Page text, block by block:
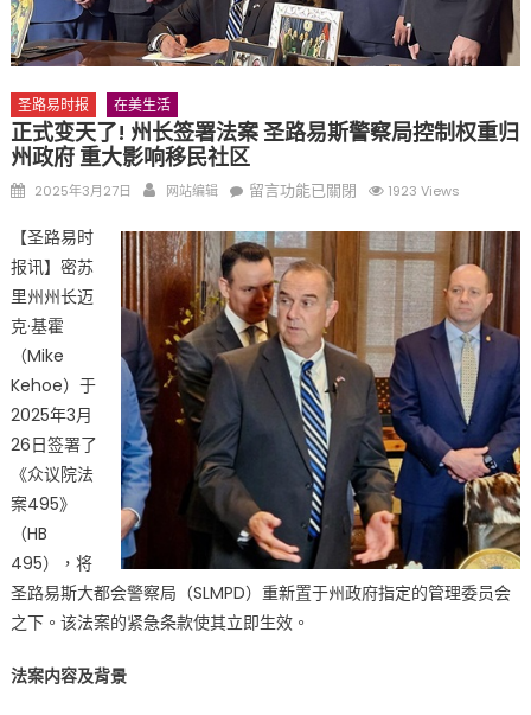
圣路易时报 在美生活
正式变天了! 州长签署法案 圣路易斯警察局控制权重归
州政府 重大影响移民社区
Posted
2025年3月27日 Author
网站编辑
在
式
变
天
了!
州
长
案
圣
路
易
斯
警
留言功能已關閉 1923 Views
【圣路易时
报讯】密苏
里州州长迈
克·基霍
（Mike
Kehoe）于
2025年3月
26日签署了
《众议院法
案495》
（HB
495），将
圣路易斯大都会警察局（SLMPD）重新置于州政府指定的管理委员会
之下。该法案的紧急条款使其立即生效。
法案内容及背景